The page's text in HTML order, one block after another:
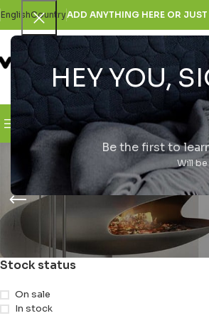
HEY YOU,
Be the first to
Will
EnglishCountryADD ANYTHING HERE OR
Browse Categories H
Stock status
On sale
In stock